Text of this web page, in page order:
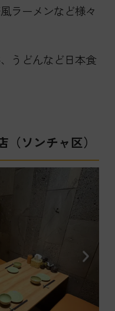
ラーメンなど様々
うどんなど日本食
ソンチャ区）